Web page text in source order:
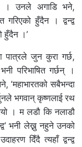
। उनले अगाडि भने,
गरिएको हुँदैन । द्वन्द्व
हुँदैन ।’
पात्रले जुन कुरा गर्छ,
परिभाषित गर्छन् ।
‘महाभारतको सबैभन्दा
भगवान् कृष्णलाई रथ
। म लडौ कि नलाडौ
भनी लेख्नु नहुने उनको
दिँदै त्यहाँ द्वन्द्व